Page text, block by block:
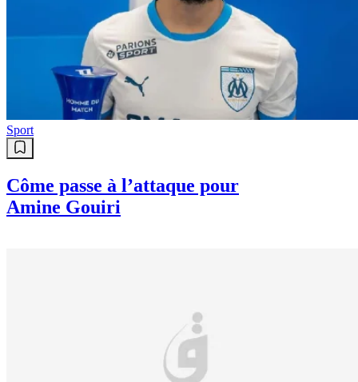
Sport
Côme passe à l’attaque pour
Amine Gouiri